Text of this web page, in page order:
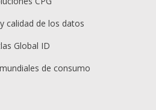
calidad de los datos
Global ID
de consumo